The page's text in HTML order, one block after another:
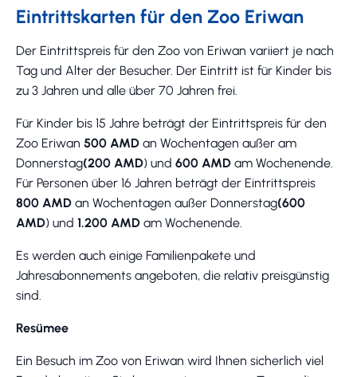
Eintrittskarten für den Zoo Eriwan
Der Eintrittspreis für den Zoo von Eriwan variiert je nach
Tag und Alter der Besucher. Der Eintritt ist für Kinder bis
zu 3 Jahren und alle über 70 Jahren frei.
Für Kinder bis 15 Jahre beträgt der Eintrittspreis für den
Zoo Eriwan 500 AMD an Wochentagen außer am
Donnerstag(200 AMD) und 600 AMD am Wochenende.
Für Personen über 16 Jahren beträgt der Eintrittspreis
800 AMD an Wochentagen außer Donnerstag(600
AMD) und 1.200 AMD am Wochenende.
Es werden auch einige Familienpakete und
Jahresabonnements angeboten, die relativ preisgünstig
sind.
Resümee
Ein Besuch im Zoo von Eriwan wird Ihnen sicherlich viel